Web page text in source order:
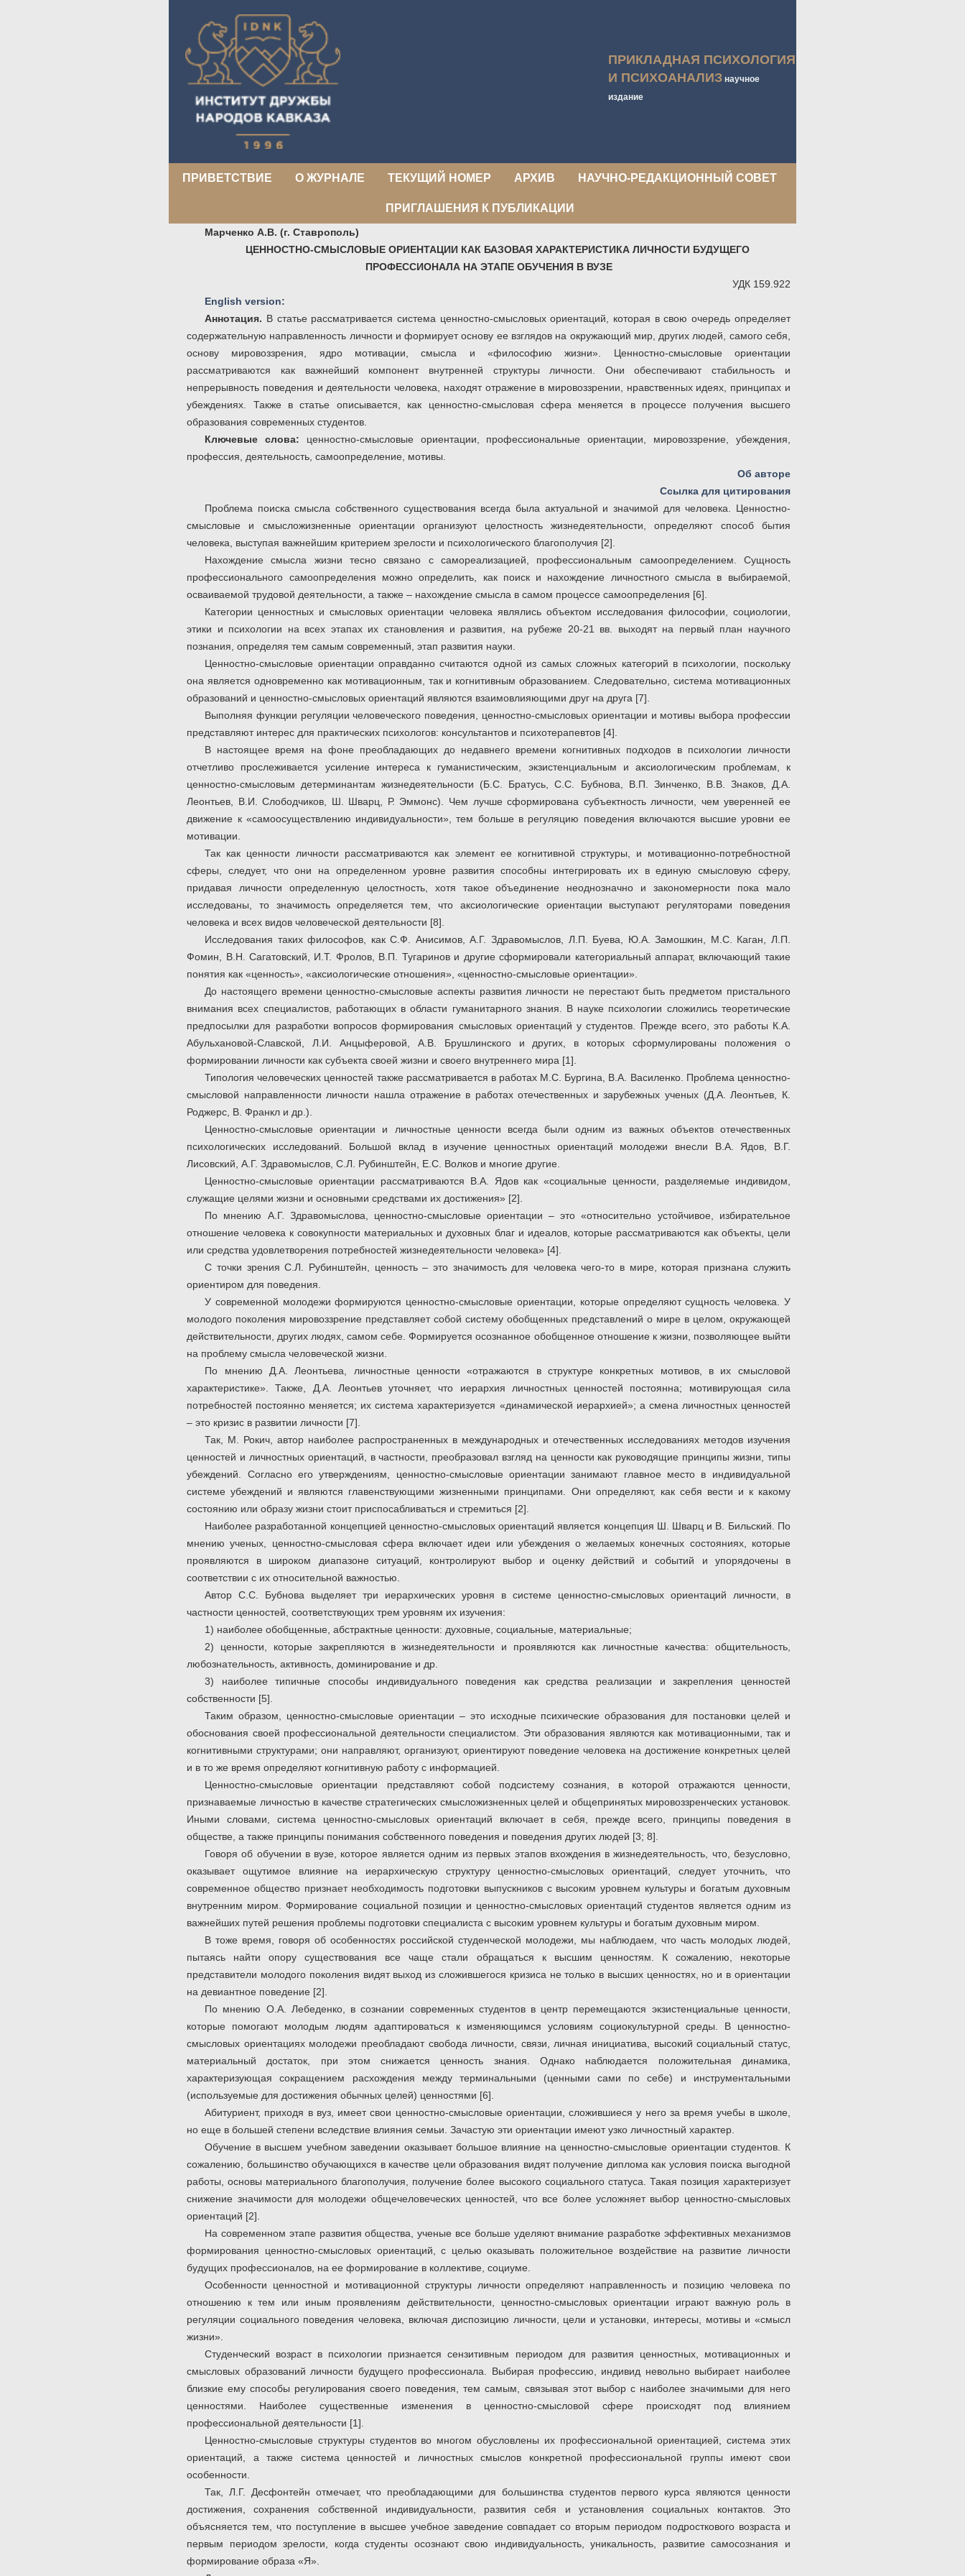
ПРИКЛАДНАЯ ПСИХОЛОГИЯ
И ПСИХОАНАЛИЗ научное
издание
ПРИВЕТСТВИЕ О ЖУРНАЛЕ ТЕКУЩИЙ НОМЕР АРХИВ НАУЧНО-РЕДАКЦИОННЫЙ СОВЕТ
ПРИГЛАШЕНИЯ К ПУБЛИКАЦИИ
Марченко А.В. (г. Ставрополь)
ЦЕННОСТНО-СМЫСЛОВЫЕ ОРИЕНТАЦИИ КАК БАЗОВАЯ ХАРАКТЕРИСТИКА ЛИЧНОСТИ БУДУЩЕГО
ПРОФЕССИОНАЛА НА ЭТАПЕ ОБУЧЕНИЯ В ВУЗЕ
УДК 159.922
English version:
Аннотация. В статье рассматривается система ценностно-смысловых ориентаций, которая в свою очередь определяет
содержательную направленность личности и формирует основу ее взглядов на окружающий мир, других людей, самого себя,
основу мировоззрения, ядро мотивации, смысла и «философию жизни». Ценностно-смысловые ориентации
рассматриваются как важнейший компонент внутренней структуры личности. Они обеспечивают стабильность и
непрерывность поведения и деятельности человека, находят отражение в мировоззрении, нравственных идеях, принципах и
убеждениях. Также в статье описывается, как ценностно-смысловая сфера меняется в процессе получения высшего
образования современных студентов.
Ключевые слова: ценностно-смысловые ориентации, профессиональные ориентации, мировоззрение, убеждения,
профессия, деятельность, самоопределение, мотивы.
Об авторе
Ссылка для цитирования
Проблема поиска смысла собственного существования всегда была актуальной и значимой для человека. Ценностно-
смысловые и смысложизненные ориентации организуют целостность жизнедеятельности, определяют способ бытия
человека, выступая важнейшим критерием зрелости и психологического благополучия [2].
Нахождение смысла жизни тесно связано с самореализацией, профессиональным самоопределением. Сущность
профессионального самоопределения можно определить, как поиск и нахождение личностного смысла в выбираемой,
осваиваемой трудовой деятельности, а также – нахождение смысла в самом процессе самоопределения [6].
Категории ценностных и смысловых ориентации человека являлись объектом исследования философии, социологии,
этики и психологии на всех этапах их становления и развития, на рубеже 20-21 вв. выходят на первый план научного
познания, определяя тем самым современный, этап развития науки.
Ценностно-смысловые ориентации оправданно считаются одной из самых сложных категорий в психологии, поскольку
она является одновременно как мотивационным, так и когнитивным образованием. Следовательно, система мотивационных
образований и ценностно-смысловых ориентаций являются взаимовлияющими друг на друга [7].
Выполняя функции регуляции человеческого поведения, ценностно-смысловых ориентации и мотивы выбора профессии
представляют интерес для практических психологов: консультантов и психотерапевтов [4].
В настоящее время на фоне преобладающих до недавнего времени когнитивных подходов в психологии личности
отчетливо прослеживается усиление интереса к гуманистическим, экзистенциальным и аксиологическим проблемам, к
ценностно-смысловым детерминантам жизнедеятельности (Б.С. Братусь, С.С. Бубнова, В.П. Зинченко, В.В. Знаков, Д.А.
Леонтьев, В.И. Слободчиков, Ш. Шварц, Р. Эммонс). Чем лучше сформирована субъектность личности, чем уверенней ее
движение к «самоосуществлению индивидуальности», тем больше в регуляцию поведения включаются высшие уровни ее
мотивации.
Так как ценности личности рассматриваются как элемент ее когнитивной структуры, и мотивационно-потребностной
сферы, следует, что они на определенном уровне развития способны интегрировать их в единую смысловую сферу,
придавая личности определенную целостность, хотя такое объединение неоднозначно и закономерности пока мало
исследованы, то значимость определяется тем, что аксиологические ориентации выступают регуляторами поведения
человека и всех видов человеческой деятельности [8].
Исследования таких философов, как С.Ф. Анисимов, А.Г. Здравомыслов, Л.П. Буева, Ю.А. Замошкин, М.С. Каган, Л.П.
Фомин, В.Н. Сагатовский, И.Т. Фролов, В.П. Тугаринов и другие сформировали категориальный аппарат, включающий такие
понятия как «ценность», «аксиологические отношения», «ценностно-смысловые ориентации».
До настоящего времени ценностно-смысловые аспекты развития личности не перестают быть предметом пристального
внимания всех специалистов, работающих в области гуманитарного знания. В науке психологии сложились теоретические
предпосылки для разработки вопросов формирования смысловых ориентаций у студентов. Прежде всего, это работы К.А.
Абульхановой-Славской, Л.И. Анцыферовой, А.В. Брушлинского и других, в которых сформулированы положения о
формировании личности как субъекта своей жизни и своего внутреннего мира [1].
Типология человеческих ценностей также рассматривается в работах М.С. Бургина, В.А. Василенко. Проблема ценностно-
смысловой направленности личности нашла отражение в работах отечественных и зарубежных ученых (Д.А. Леонтьев, К.
Роджерс, В. Франкл и др.).
Ценностно-смысловые ориентации и личностные ценности всегда были одним из важных объектов отечественных
психологических исследований. Большой вклад в изучение ценностных ориентаций молодежи внесли В.А. Ядов, В.Г.
Лисовский, А.Г. Здравомыслов, С.Л. Рубинштейн, Е.С. Волков и многие другие.
Ценностно-смысловые ориентации рассматриваются В.А. Ядов как «социальные ценности, разделяемые индивидом,
служащие целями жизни и основными средствами их достижения» [2].
По мнению А.Г. Здравомыслова, ценностно-смысловые ориентации – это «относительно устойчивое, избирательное
отношение человека к совокупности материальных и духовных благ и идеалов, которые рассматриваются как объекты, цели
или средства удовлетворения потребностей жизнедеятельности человека» [4].
С точки зрения С.Л. Рубинштейн, ценность – это значимость для человека чего-то в мире, которая признана служить
ориентиром для поведения.
У современной молодежи формируются ценностно-смысловые ориентации, которые определяют сущность человека. У
молодого поколения мировоззрение представляет собой систему обобщенных представлений о мире в целом, окружающей
действительности, других людях, самом себе. Формируется осознанное обобщенное отношение к жизни, позволяющее выйти
на проблему смысла человеческой жизни.
По мнению Д.А. Леонтьева, личностные ценности «отражаются в структуре конкретных мотивов, в их смысловой
характеристике». Также, Д.А. Леонтьев уточняет, что иерархия личностных ценностей постоянна; мотивирующая сила
потребностей постоянно меняется; их система характеризуется «динамической иерархией»; а смена личностных ценностей
– это кризис в развитии личности [7].
Так, М. Рокич, автор наиболее распространенных в международных и отечественных исследованиях методов изучения
ценностей и личностных ориентаций, в частности, преобразовал взгляд на ценности как руководящие принципы жизни, типы
убеждений. Согласно его утверждениям, ценностно-смысловые ориентации занимают главное место в индивидуальной
системе убеждений и являются главенствующими жизненными принципами. Они определяют, как себя вести и к какому
состоянию или образу жизни стоит приспосабливаться и стремиться [2].
Наиболее разработанной концепцией ценностно-смысловых ориентаций является концепция Ш. Шварц и В. Бильский. По
мнению ученых, ценностно-смысловая сфера включает идеи или убеждения о желаемых конечных состояниях, которые
проявляются в широком диапазоне ситуаций, контролируют выбор и оценку действий и событий и упорядочены в
соответствии с их относительной важностью.
Автор С.С. Бубнова выделяет три иерархических уровня в системе ценностно-смысловых ориентаций личности, в
частности ценностей, соответствующих трем уровням их изучения:
1) наиболее обобщенные, абстрактные ценности: духовные, социальные, материальные;
2) ценности, которые закрепляются в жизнедеятельности и проявляются как личностные качества: общительность,
любознательность, активность, доминирование и др.
3) наиболее типичные способы индивидуального поведения как средства реализации и закрепления ценностей
собственности [5].
Таким образом, ценностно-смысловые ориентации – это исходные психические образования для постановки целей и
обоснования своей профессиональной деятельности специалистом. Эти образования являются как мотивационными, так и
когнитивными структурами; они направляют, организуют, ориентируют поведение человека на достижение конкретных целей
и в то же время определяют когнитивную работу с информацией.
Ценностно-смысловые ориентации представляют собой подсистему сознания, в которой отражаются ценности,
признаваемые личностью в качестве стратегических смысложизненных целей и общепринятых мировоззренческих установок.
Иными словами, система ценностно-смысловых ориентаций включает в себя, прежде всего, принципы поведения в
обществе, а также принципы понимания собственного поведения и поведения других людей [3; 8].
Говоря об обучении в вузе, которое является одним из первых этапов вхождения в жизнедеятельность, что, безусловно,
оказывает ощутимое влияние на иерархическую структуру ценностно-смысловых ориентаций, следует уточнить, что
современное общество признает необходимость подготовки выпускников с высоким уровнем культуры и богатым духовным
внутренним миром. Формирование социальной позиции и ценностно-смысловых ориентаций студентов является одним из
важнейших путей решения проблемы подготовки специалиста с высоким уровнем культуры и богатым духовным миром.
В тоже время, говоря об особенностях российской студенческой молодежи, мы наблюдаем, что часть молодых людей,
пытаясь найти опору существования все чаще стали обращаться к высшим ценностям. К сожалению, некоторые
представители молодого поколения видят выход из сложившегося кризиса не только в высших ценностях, но и в ориентации
на девиантное поведение [2].
По мнению О.А. Лебеденко, в сознании современных студентов в центр перемещаются экзистенциальные ценности,
которые помогают молодым людям адаптироваться к изменяющимся условиям социокультурной среды. В ценностно-
смысловых ориентациях молодежи преобладают свобода личности, связи, личная инициатива, высокий социальный статус,
материальный достаток, при этом снижается ценность знания. Однако наблюдается положительная динамика,
характеризующая сокращением расхождения между терминальными (ценными сами по себе) и инструментальными
(используемые для достижения обычных целей) ценностями [6].
Абитуриент, приходя в вуз, имеет свои ценностно-смысловые ориентации, сложившиеся у него за время учебы в школе,
но еще в большей степени вследствие влияния семьи. Зачастую эти ориентации имеют узко личностный характер.
Обучение в высшем учебном заведении оказывает большое влияние на ценностно-смысловые ориентации студентов. К
сожалению, большинство обучающихся в качестве цели образования видят получение диплома как условия поиска выгодной
работы, основы материального благополучия, получение более высокого социального статуса. Такая позиция характеризует
снижение значимости для молодежи общечеловеческих ценностей, что все более усложняет выбор ценностно-смысловых
ориентаций [2].
На современном этапе развития общества, ученые все больше уделяют внимание разработке эффективных механизмов
формирования ценностно-смысловых ориентаций, с целью оказывать положительное воздействие на развитие личности
будущих профессионалов, на ее формирование в коллективе, социуме.
Особенности ценностной и мотивационной структуры личности определяют направленность и позицию человека по
отношению к тем или иным проявлениям действительности, ценностно-смысловых ориентации играют важную роль в
регуляции социального поведения человека, включая диспозицию личности, цели и установки, интересы, мотивы и «смысл
жизни».
Студенческий возраст в психологии признается сензитивным периодом для развития ценностных, мотивационных и
смысловых образований личности будущего профессионала. Выбирая профессию, индивид невольно выбирает наиболее
близкие ему способы регулирования своего поведения, тем самым, связывая этот выбор с наиболее значимыми для него
ценностями. Наиболее существенные изменения в ценностно-смысловой сфере происходят под влиянием
профессиональной деятельности [1].
Ценностно-смысловые структуры студентов во многом обусловлены их профессиональной ориентацией, система этих
ориентаций, а также система ценностей и личностных смыслов конкретной профессиональной группы имеют свои
особенности.
Так, Л.Г. Десфонтейн отмечает, что преобладающими для большинства студентов первого курса являются ценности
достижения, сохранения собственной индивидуальности, развития себя и установления социальных контактов. Это
объясняется тем, что поступление в высшее учебное заведение совпадает со вторым периодом подросткового возраста и
первым периодом зрелости, когда студенты осознают свою индивидуальность, уникальность, развитие самосознания и
формирование образа «Я».